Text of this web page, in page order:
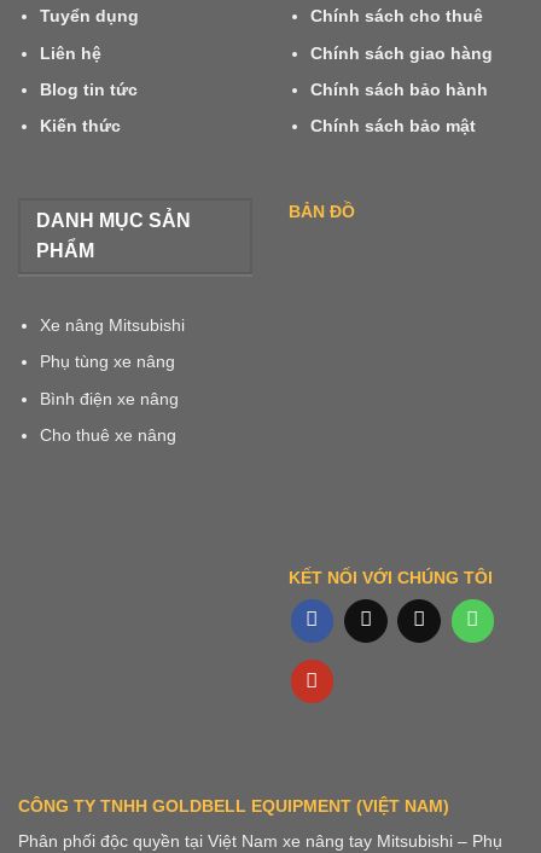
Tuyển dụng
Liên hệ
Blog tin tức
Kiến thức
Chính sách cho thuê
Chính sách giao hàng
Chính sách bảo hành
Chính sách bảo mật
DANH MỤC SẢN
PHẨM
Xe nâng Mitsubishi
Phụ tùng xe nâng
Bình điện xe nâng
Cho thuê xe nâng
BẢN ĐỒ
KẾT NỐI VỚI CHÚNG TÔI
CÔNG TY TNHH GOLDBELL EQUIPMENT (VIỆT NAM)
Phân phối độc quyền tại Việt Nam xe nâng tay Mitsubishi – Phụ